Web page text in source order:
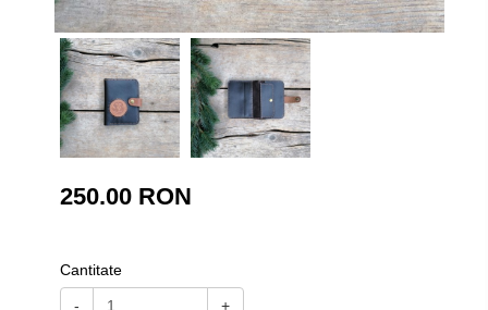
250.00 RON
Cantitate
- +